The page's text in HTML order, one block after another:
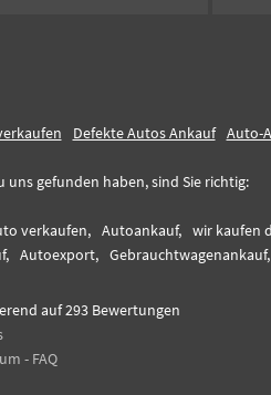
Defekte Autos Ankauf Auto-
gefunden haben, sind Sie richtig:
verkaufen, Autoankauf, wir kaufen
Autoexport, Gebrauchtwagenankauf,
auf293 Bewertungen
- FAQ